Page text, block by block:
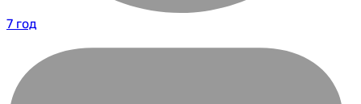
7 год